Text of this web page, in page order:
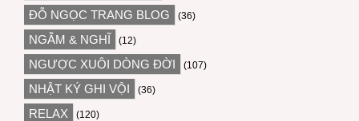
ĐỖ NGỌC TRANG BLOG (36)
NGẪM & NGHĨ (12)
NGƯỢC XUÔI DÒNG ĐỜI (107)
NHẬT KÝ GHI VỘI (36)
RELAX (120)